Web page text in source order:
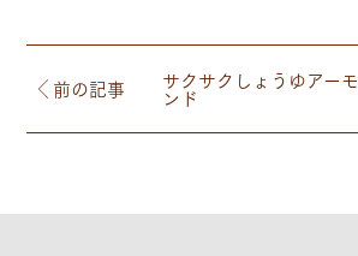
前の記事 サクサクしょうゆアーモ
ンド